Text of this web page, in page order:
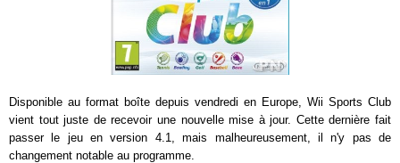
Disponible au format boîte depuis vendredi en Europe, Wii Sports Club
vient tout juste de recevoir une nouvelle mise à jour. Cette dernière fait
passer le jeu en version 4.1, mais malheureusement, il n'y pas de
changement notable au programme.